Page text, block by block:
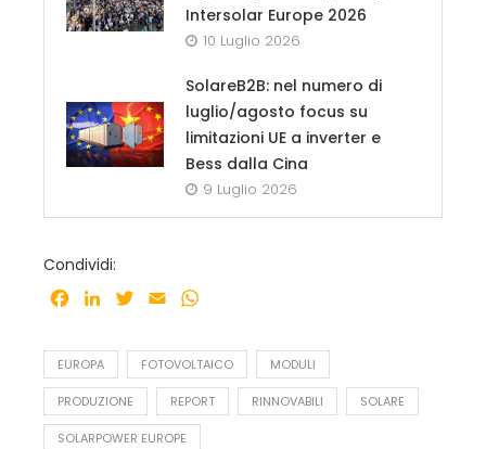
Intersolar Europe 2026
10 Luglio 2026
SolareB2B: nel numero di
luglio/agosto focus su
limitazioni UE a inverter e
Bess dalla Cina
9 Luglio 2026
Condividi:
Facebook
LinkedInTwitter
Email
EUROPA FOTOVOLTAICO MODULI
PRODUZIONE REPORT RINNOVABILI SOLARE
SOLARPOWER EUROPE